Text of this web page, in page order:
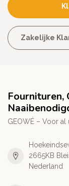
Zakelijke
Fournituren,
GEOWÉ – Voor
2665KB
Nederland